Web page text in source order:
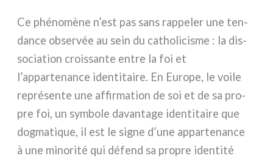
Ce phé­no­mè­ne n’est pas sans rap­pe­ler une ten­
dan­ce obser­vée au sein du catho­li­ci­sme : la dis­
so­cia­tion crois­san­te entre la foi et
l’appartenance iden­ti­tai­re. En Europe, le voi­le
repré­sen­te une affir­ma­tion de soi et de sa pro­
pre foi, un sym­bo­le davan­ta­ge iden­ti­tai­re que
dog­ma­ti­que, il est le signe d’une appar­te­nan­ce
à une mino­ri­té qui défend sa pro­pre iden­ti­té